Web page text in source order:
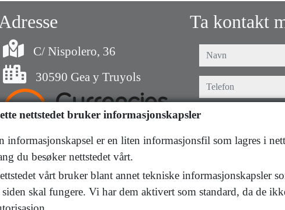
Adresse
C/ Nispolero, 36
30590 Gea y Truyols
Ta kontakt
navn
telefon
e-post
Jeg har lest og
nettstedet bruker informasjonskapsler
informasjonskapsel er en liten informasjonsfil som lagres i
du besøker nettstedet vårt.
vårt bruker blant annet tekniske informasjonskapsler
siden skal fungere. Vi har dem aktivert som standard, da de